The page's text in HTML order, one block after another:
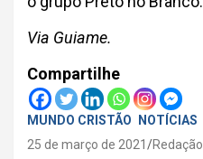
Via Guiame.
Compartilhe
MUNDO CRISTÃO
NOTÍCIAS
25 de março de 2021
Redação